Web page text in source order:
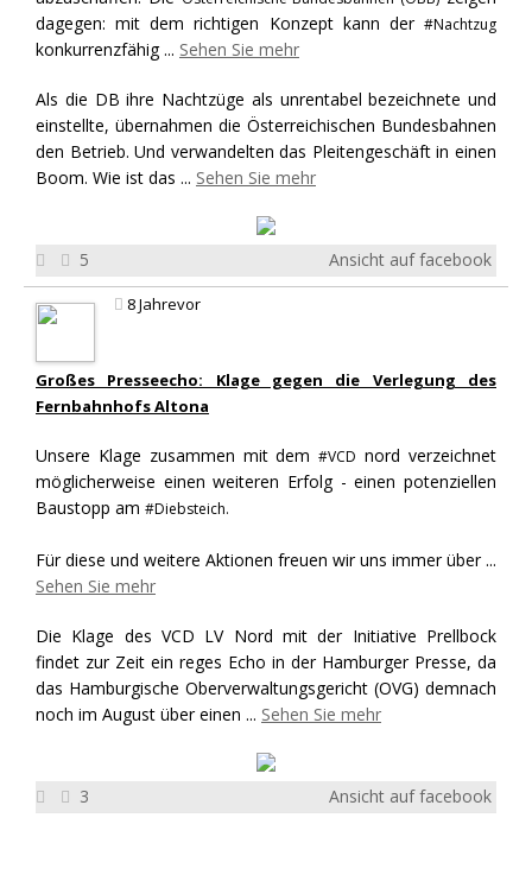
dagegen: mit dem richtigen Konzept kann der #Nachtzug
konkurrenzfähig... Sehen Sie mehr
Als die DB ihre Nachtzüge als unrentabel bezeichnete und
einstellte, übernahmen die Österreichischen Bundesbahnen
den Betrieb. Und verwandelten das Pleitengeschäft in einen
Boom. Wie ist das ... Sehen Sie mehr
5 Ansicht auf facebook
8 Jahrevor
Großes Presseecho: Klage gegen die Verlegung des
Fernbahnhofs Altona
Unsere Klage zusammen mit dem#VCD nord verzeichnet
möglicherweise einen weiteren Erfolg - einen potenziellen
Baustopp am #Diebsteich.
Für diese und weitere Aktionen freuen wir uns immer über...
Sehen Sie mehr
Die Klage des VCD LV Nord mit der Initiative Prellbock
findet zur Zeit ein reges Echo in der Hamburger Presse, da
das Hamburgische Oberverwaltungsgericht (OVG) demnach
noch im August über einen ... Sehen Sie mehr
3 Ansicht auf facebook